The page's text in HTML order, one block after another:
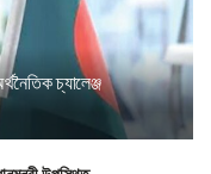
চ্যালেঞ্জ